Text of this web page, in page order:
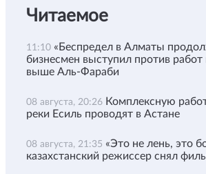
Читаемое
11:10 «Беспредел в Алматы
бизнесмен выступил против работ
выше Аль-Фараби
08 августа, 20:26 Комплексную
реки Есиль проводят в Астане
08 августа, 21:35 «Это не лень, это
казахстанский режиссер снял